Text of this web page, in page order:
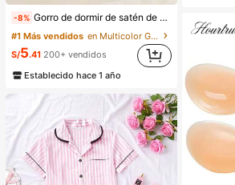
-8% Gorro de dormir de satén de seda, adecuado para cabello largo, trenzas, rastas y cabello rizado. Suave, unisex y disponible en múltiples colores. Perfecto para el cuidado del cabello durante la noche, uso en el baño y viajes.
#1 Más vendidos
en Multicolor Gorros para el pelo para mujer
S/5.41 200+ vendidos
Establecido hace 1 año